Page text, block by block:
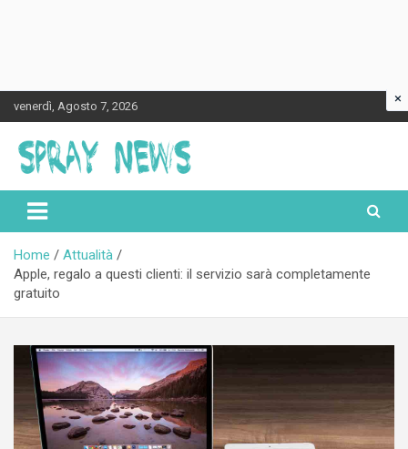
to
content
venerdì, Agosto 7, 2026
Spraynews.it
Home
Attualità
Apple, regalo a questi clienti: il servizio sarà completamente
gratuito
×